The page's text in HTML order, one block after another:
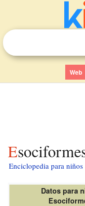
Web
Enciclopedia para niños
Datos para